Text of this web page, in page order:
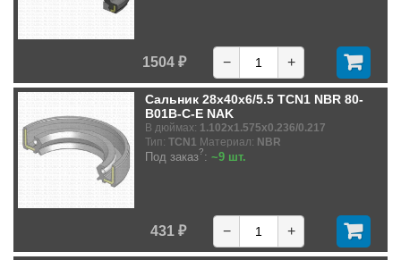
1504 ₽ − +
Сальник 28x40x6/5.5 TCN1 NBR 80-
B01B-C-E NAK
В дюймах: 1.102x1.575x0.236/0.217
Тип: TCN1 Материал: NBR
Под заказ?: ~9 шт.
431 ₽ − +